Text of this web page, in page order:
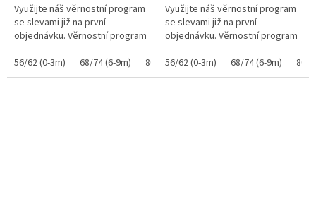
Využijte náš věrnostní program
se slevami již na první
objednávku. Věrnostní program
56/62 (0-3m)
68/74 (6-9m) 80/86 (12-18m) 92/98 (18-36m)
Využijte náš věrnostní program
se slevami již na první
objednávku. Věrnostní program
56/62 (0-3m)
68/74 (6-9m) 80/